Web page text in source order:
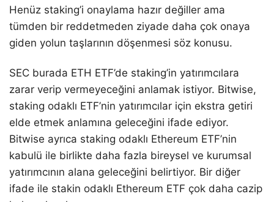
Henüz staking’i onaylama hazır değiller ama
tümden bir reddetmeden ziyade daha çok onaya
giden yolun taşlarının döşenmesi söz konusu.
SEC burada ETH ETF’de staking’in yatırımcılara
zarar verip vermeyeceğini anlamak istiyor. Bitwise,
staking odaklı ETF’nin yatırımcılar için ekstra getiri
elde etmek anlamına geleceğini ifade ediyor.
Bitwise ayrıca staking odaklı Ethereum ETF’nin
kabulü ile birlikte daha fazla bireysel ve kurumsal
yatırımcının alana geleceğini belirtiyor. Bir diğer
ifade ile stakin odaklı Ethereum ETF çok daha cazip